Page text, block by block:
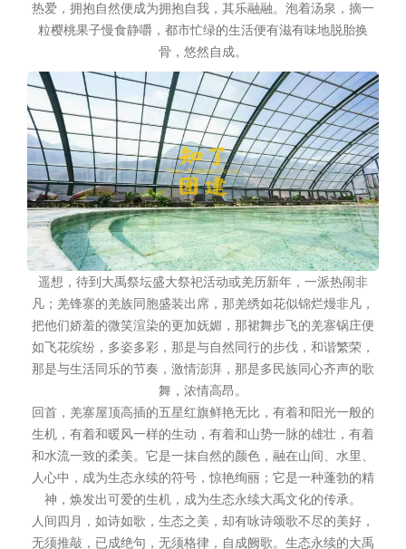
热爱，拥抱自然便成为拥抱自我，其乐融融。泡着汤泉，摘一
粒樱桃果子慢食静嚼，都市忙绿的生活便有滋有味地脱胎换
骨，悠然自成。
遥想，待到大禹祭坛盛大祭祀活动或羌历新年，一派热闹非
凡；羌锋寨的羌族同胞盛装出席，那羌绣如花似锦烂熳非凡，
把他们娇羞的微笑渲染的更加妩媚，那裙舞步飞的羌寨锅庄便
如飞花缤纷，多姿多彩，那是与自然同行的步伐，和谐繁荣，
那是与生活同乐的节奏，激情澎湃，那是多民族同心齐声的歌
舞，浓情高昂。
回首，羌寨屋顶高插的五星红旗鲜艳无比，有着和阳光一般的
生机，有着和暖风一样的生动，有着和山势一脉的雄壮，有着
和水流一致的柔美。它是一抹自然的颜色，融在山间、水里、
人心中，成为生态永续的符号，惊艳绚丽；它是一种蓬勃的精
神，焕发出可爱的生机，成为生态永续大禹文化的传承。
人间四月，如诗如歌，生态之美，却有咏诗颂歌不尽的美好，
无须推敲，已成绝句，无须格律，自成阙歌。生态永续的大禹